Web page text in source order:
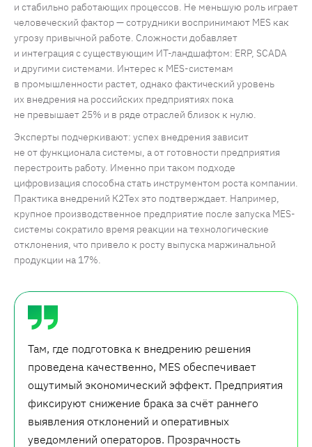
и стабильно работающих процессов. Не меньшую роль играет
человеческий фактор — сотрудники воспринимают MES как
угрозу привычной работе. Сложности добавляет
и интеграция с существующим ИТ-ландшафтом: ERP, SCADA
и другими системами. Интерес к MES-системам
в промышленности растет, однако фактический уровень
их внедрения на российских предприятиях пока
не превышает 25% и в ряде отраслей близок к нулю.
Эксперты подчеркивают: успех внедрения зависит
не от функционала системы, а от готовности предприятия
перестроить работу. Именно при таком подходе
цифровизация способна стать инструментом роста компании.
Практика внедрений К2Тех это подтверждает. Например,
крупное производственное предприятие после запуска MES-
системы сократило время реакции на технологические
отклонения, что привело к росту выпуска маржинальной
продукции на 17%.
Там, где подготовка к внедрению решения
проведена качественно, MES обеспечивает
ощутимый экономический эффект. Предприятия
фиксируют снижение брака за счёт раннего
выявления отклонений и оперативных
уведомлений операторов. Прозрачность